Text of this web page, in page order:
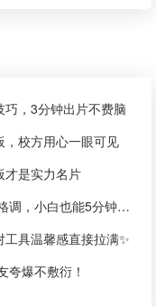
，3分钟出片不费脑
校方用心一眼可见
才是实力名片
开业盛典H5邀请函制作攻略｜高端有格调，小白也能5分钟上手
具温馨感直接拉满✨
夸爆不敷衍！